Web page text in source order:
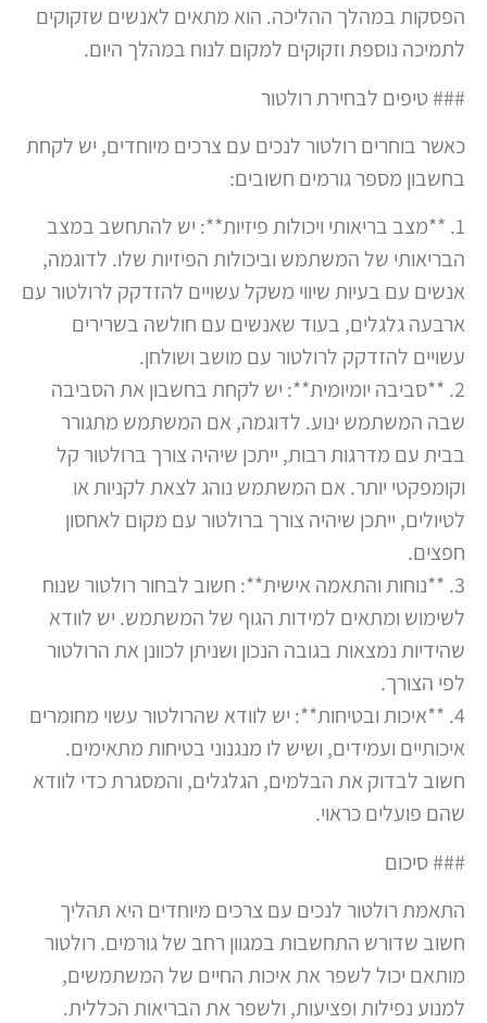
הפסקות במהלך ההליכה. הוא מתאים לאנשים שזקוקים
לתמיכה נוספת וזקוקים למקום לנוח במהלך היום.
### טיפים לבחירת רולטור
כאשר בוחרים רולטור לנכים עם צרכים מיוחדים, יש לקחת
בחשבון מספר גורמים חשובים:
1. **מצב בריאותי ויכולות פיזיות**: יש להתחשב במצב
הבריאותי של המשתמש וביכולות הפיזיות שלו. לדוגמה,
אנשים עם בעיות שיווי משקל עשויים להזדקק לרולטור עם
ארבעה גלגלים, בעוד שאנשים עם חולשה בשרירים
עשויים להזדקק לרולטור עם מושב ושולחן.
2. **סביבה יומיומית**: יש לקחת בחשבון את הסביבה
שבה המשתמש ינוע. לדוגמה, אם המשתמש מתגורר
בבית עם מדרגות רבות, ייתכן שיהיה צורך ברולטור קל
וקומפקטי יותר. אם המשתמש נוהג לצאת לקניות או
לטיולים, ייתכן שיהיה צורך ברולטור עם מקום לאחסון
חפצים.
3. **נוחות והתאמה אישית**: חשוב לבחור רולטור שנוח
לשימוש ומתאים למידות הגוף של המשתמש. יש לוודא
שהידיות נמצאות בגובה הנכון ושניתן לכוונן את הרולטור
לפי הצורך.
4. **איכות ובטיחות**: יש לוודא שהרולטור עשוי מחומרים
איכותיים ועמידים, ושיש לו מנגנוני בטיחות מתאימים.
חשוב לבדוק את הבלמים, הגלגלים, והמסגרת כדי לוודא
שהם פועלים כראוי.
### סיכום
התאמת רולטור לנכים עם צרכים מיוחדים היא תהליך
חשוב שדורש התחשבות במגוון רחב של גורמים. רולטור
מותאם יכול לשפר את איכות החיים של המשתמשים,
למנוע נפילות ופציעות, ולשפר את הבריאות הכללית.